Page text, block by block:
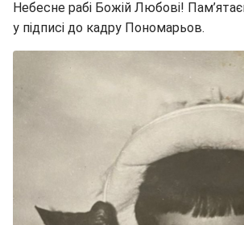
Небесне рабі Божій Любові!
у підписі до кадру Пономарьов.